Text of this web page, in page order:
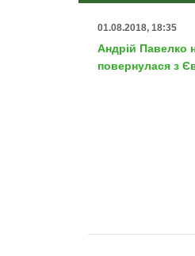
01.08.2018, 18:35
Андрій Павелко
повернулася з